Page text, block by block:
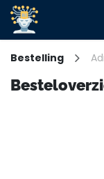
Overslaan naar
Bestelling